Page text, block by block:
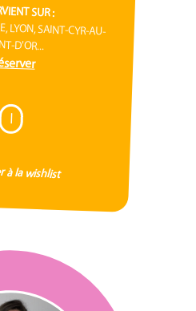
SUR :
LYON, SAINT-CYR-AU-
D'OR...
I
à la wishlist